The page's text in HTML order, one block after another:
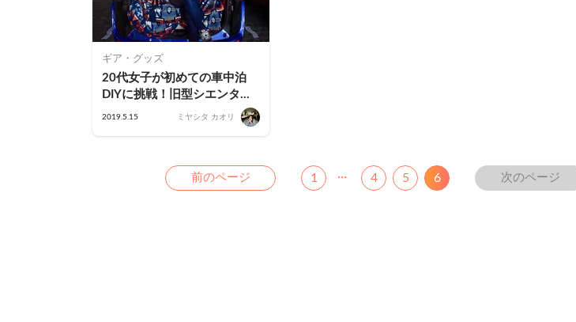
ギア・グッズ
20代女子が初めての車中泊
DIYに挑戦！旧型シエンタを
フラットに改造大作戦！
2019.5.15 ミヤシタ カオリ
前のページ Previous1 ... 4 5 6 次のページ
Next